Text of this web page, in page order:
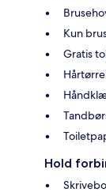
Kun
Gratis
Hold